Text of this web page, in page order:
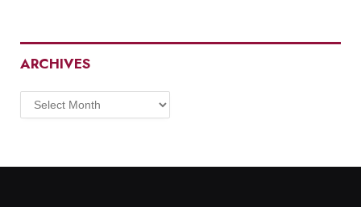
ARCHIVES
Archives